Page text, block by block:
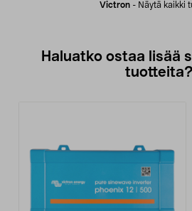
Victron - Näytä kaikki
Haluatko ostaa lisää
tuotteita?